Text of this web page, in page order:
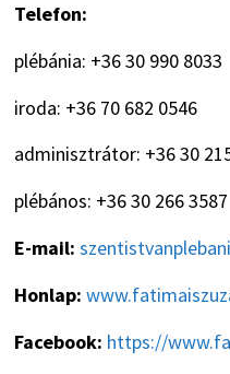
Telefon:
plébánia: +36 30 990 8033
iroda: +36 70 682 0546
adminisztrátor: +36 30
plébános: +36 30 266 3587
E-mail:
Honlap:
Facebook: https://